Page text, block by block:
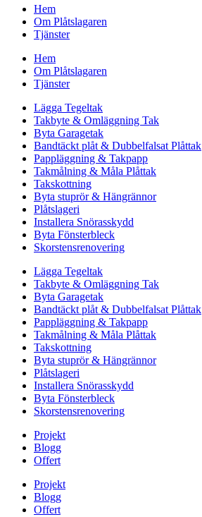
Hem
Om Plåtslagaren
Tjänster
Hem
Om Plåtslagaren
Tjänster
Lägga Tegeltak
Takbyte & Omläggning Tak
Byta Garagetak
Bandtäckt plåt & Dubbelfalsat Plåttak
Pappläggning & Takpapp
Takmålning & Måla Plåttak
Takskottning
Byta stuprör & Hängrännor
Plåtslageri
Installera Snörasskydd
Byta Fönsterbleck
Skorstensrenovering
Lägga Tegeltak
Takbyte & Omläggning Tak
Byta Garagetak
Bandtäckt plåt & Dubbelfalsat Plåttak
Pappläggning & Takpapp
Takmålning & Måla Plåttak
Takskottning
Byta stuprör & Hängrännor
Plåtslageri
Installera Snörasskydd
Byta Fönsterbleck
Skorstensrenovering
Projekt
Blogg
Offert
Projekt
Blogg
Offert